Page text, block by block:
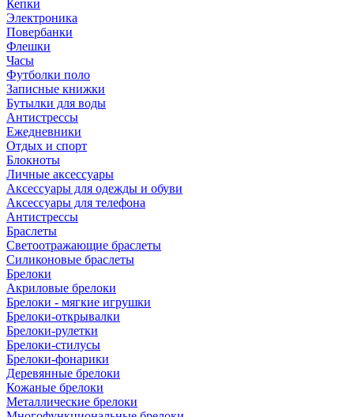
Кепки
Электроника
Повербанки
Флешки
Часы
Футболки поло
Записные книжки
Бутылки для воды
Антистрессы
Ежедневники
Отдых и спорт
Блокноты
Личные аксессуары
Аксессуары для одежды и обуви
Аксессуары для телефона
Антистрессы
Браслеты
Светоотражающие браслеты
Силиконовые браслеты
Брелоки
Акриловые брелоки
Брелоки - мягкие игрушки
Брелоки-открывалки
Брелоки-рулетки
Брелоки-стилусы
Брелоки-фонарики
Деревянные брелоки
Кожаные брелоки
Металлические брелоки